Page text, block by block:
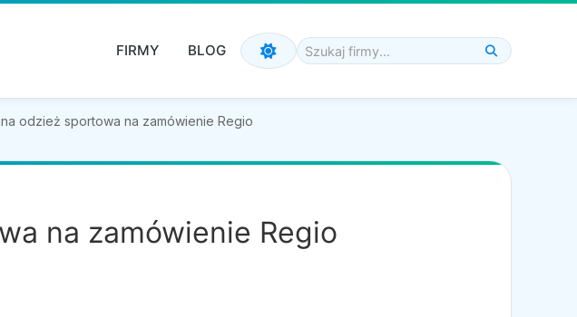
FIRMY BLOG
odzież sportowa na zamówienie Regio
na zamówienie Regio